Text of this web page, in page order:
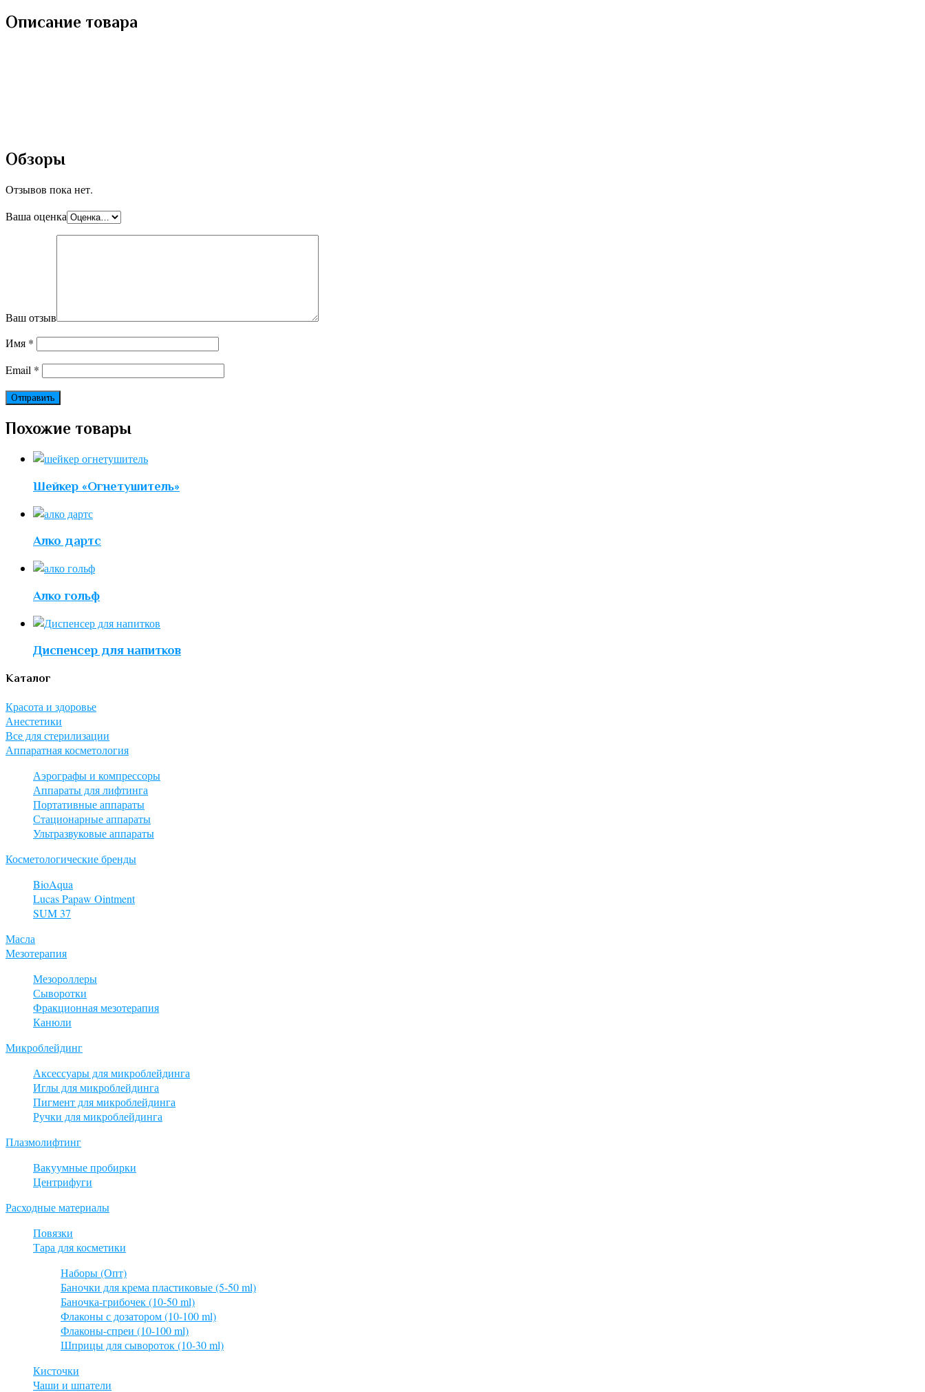
Описание товара
Обзоры
Отзывов пока нет.
Ваша оценка
Ваш отзыв
Имя *
Email *
Похожие товары
Шейкер «Огнетушитель»
Алко дартс
Алко гольф
Диспенсер для напитков
Каталог
Красота и здоровье
Анестетики
Все для стерилизации
Аппаратная косметология
Аэрографы и компрессоры
Аппараты для лифтинга
Портативные аппараты
Стационарные аппараты
Ультразвуковые аппараты
Косметологические бренды
BioAqua
Lucas Papaw Ointment
SUM 37
Масла
Мезотерапия
Мезороллеры
Сыворотки
Фракционная мезотерапия
Канюли
Микроблейдинг
Аксессуары для микроблейдинга
Иглы для микроблейдинга
Пигмент для микроблейдинга
Ручки для микроблейдинга
Плазмолифтинг
Вакуумные пробирки
Центрифуги
Расходные материалы
Повязки
Тара для косметики
Наборы (Опт)
Баночки для крема пластиковые (5-50 ml)
Баночка-грибочек (10-50 ml)
Флаконы с дозатором (10-100 ml)
Флаконы-спреи (10-100 ml)
Шприцы для сывороток (10-30 ml)
Кисточки
Чаши и шпатели